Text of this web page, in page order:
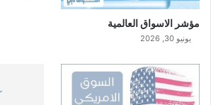
مؤشر الاسواق العالمية
يونيو 30, 2026